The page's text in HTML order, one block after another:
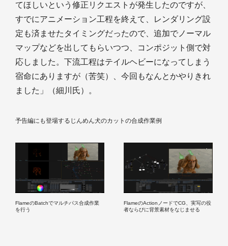
てほしいという修正リクエストが発生したのですが、
すでにアニメーション工程を終えて、レンダリング設
定も済ませたタイミングだったので、追加でノーマル
マップなどを出してもらいつつ、コンポジット側で対
応しました。下流工程はテイルヘビーになってしまう
宿命にありますが（苦笑）、今回もなんとかやりきれ
ました」（細川氏）。
予告編にも登場するじんめん犬のカットの合成作業例
FlameのBatchでマルチパス合成作業
を行う
FlameのActionノードでCG、実写の役
者ならびに背景素材をなじませる